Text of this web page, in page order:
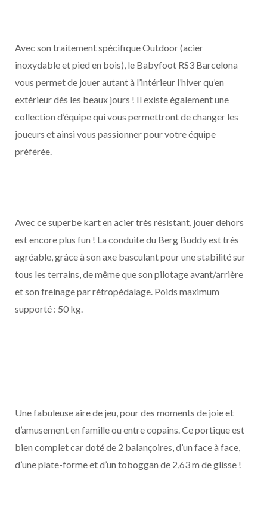
Avec son traitement spécifique Outdoor (acier
inoxydable et pied en bois), le Babyfoot RS3 Barcelona
vous permet de jouer autant à l’intérieur l’hiver qu’en
extérieur dés les beaux jours ! Il existe également une
collection d’équipe qui vous permettront de changer les
joueurs et ainsi vous passionner pour votre équipe
préférée.
Avec ce superbe kart en acier très résistant, jouer dehors
est encore plus fun ! La conduite du Berg Buddy est très
agréable, grâce à son axe basculant pour une stabilité sur
tous les terrains, de même que son pilotage avant/arrière
et son freinage par rétropédalage. Poids maximum
supporté : 50 kg.
Une fabuleuse aire de jeu, pour des moments de joie et
d’amusement en famille ou entre copains. Ce portique est
bien complet car doté de 2 balançoires, d’un face à face,
d’une plate-forme et d’un toboggan de 2,63 m de glisse !